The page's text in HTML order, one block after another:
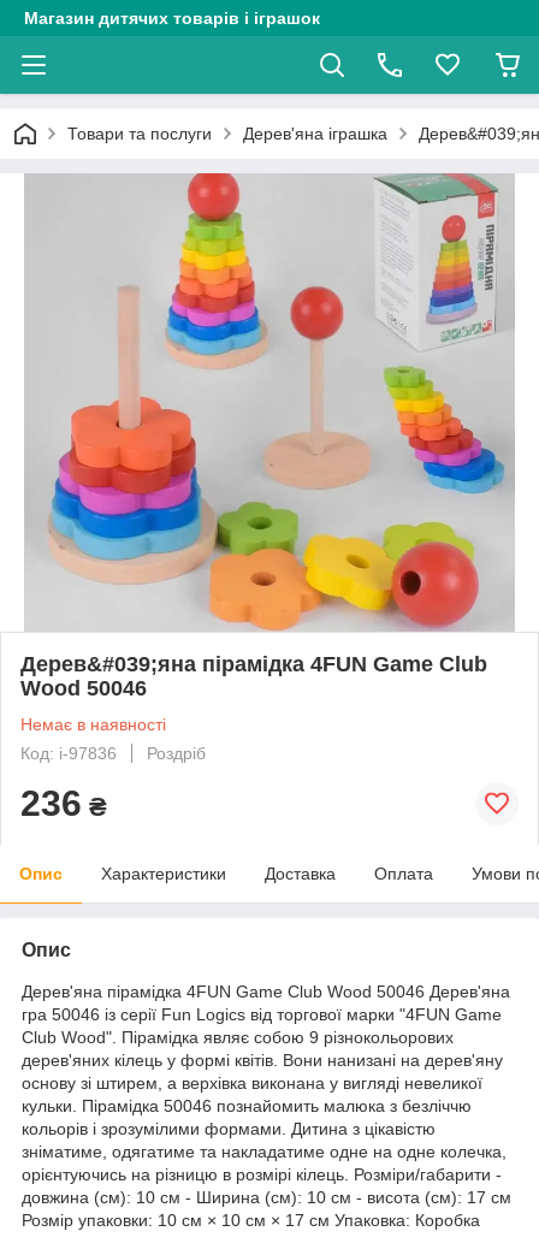
Магазин дитячих товарів і іграшок
Товари та послуги Дерев'яна іграшка
Дерев&#039;яна пірамідка 4FUN Game Club
Wood 50046
Немає в наявності
Код: i-97836
Роздріб
236 ₴
Опис Характеристики Доставка Оплата Умови
Опис
Дерев'яна пірамідка 4FUN Game Club Wood 50046 Дерев'яна
гра 50046 із серії Fun Logics від торгової марки "4FUN Game
Club Wood". Пірамідка являє собою 9 різнокольорових
дерев'яних кілець у формі квітів. Вони нанизані на дерев'яну
основу зі штирем, а верхівка виконана у вигляді невеликої
кульки. Пірамідка 50046 познайомить малюка з безліччю
кольорів і зрозумілими формами. Дитина з цікавістю
зніматиме, одягатиме та накладатиме одне на одне колечка,
орієнтуючись на різницю в розмірі кілець. Розміри/габарити -
довжина (см): 10 см - Ширина (см): 10 см - висота (см): 17 см
Розмір упаковки: 10 см × 10 см × 17 см Упаковка: Коробка